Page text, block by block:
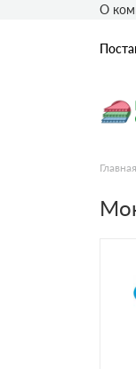
О
Главная